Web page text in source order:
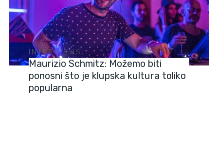
INTERVIEWS
Maurizio Schmitz: Možemo biti
ponosni što je klupska kultura toliko
popularna